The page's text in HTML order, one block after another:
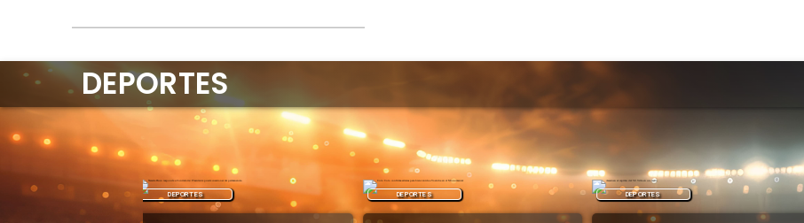
DEPORTES DEPORTES REGIONAL
DEPORTES